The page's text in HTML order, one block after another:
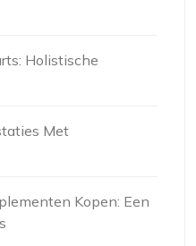
Holistische
Met
Kopen: Een